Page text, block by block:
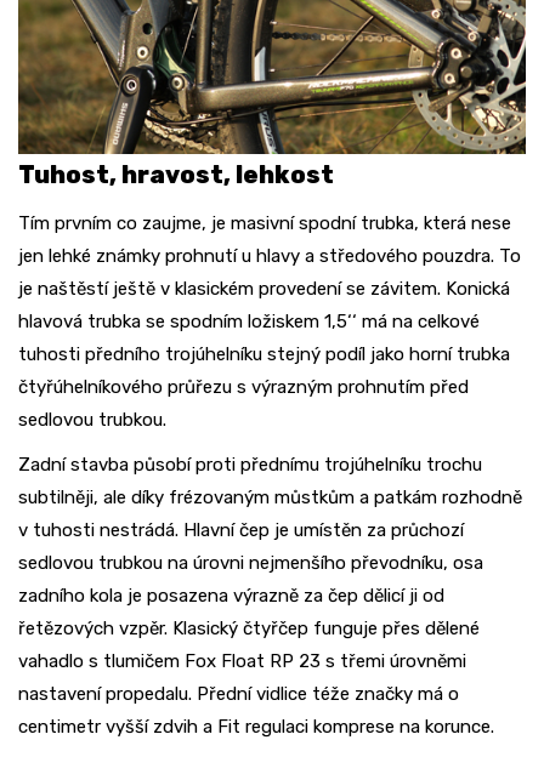
Tuhost, hravost, lehkost
Tím prvním co zaujme, je masivní spodní trubka, která nese
jen lehké známky prohnutí u hlavy a středového pouzdra. To
je naštěstí ještě v klasickém provedení se závitem. Konická
hlavová trubka se spodním ložiskem 1,5‘‘ má na celkové
tuhosti předního trojúhelníku stejný podíl jako horní trubka
čtyřúhelníkového průřezu s výrazným prohnutím před
sedlovou trubkou.
Zadní stavba působí proti přednímu trojúhelníku trochu
subtilněji, ale díky frézovaným můstkům a patkám rozhodně
v tuhosti nestrádá. Hlavní čep je umístěn za průchozí
sedlovou trubkou na úrovni nejmenšího převodníku, osa
zadního kola je posazena výrazně za čep dělicí ji od
řetězových vzpěr. Klasický čtyřčep funguje přes dělené
vahadlo s tlumičem Fox Float RP 23 s třemi úrovněmi
nastavení propedalu. Přední vidlice téže značky má o
centimetr vyšší zdvih a Fit regulaci komprese na korunce.